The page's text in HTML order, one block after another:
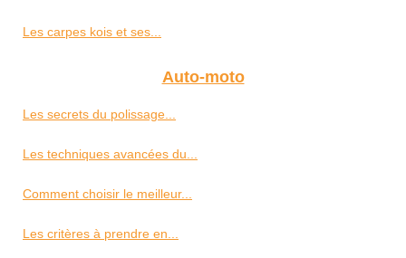
Les carpes kois et ses...
Auto-moto
Les secrets du polissage...
Les techniques avancées du...
Comment choisir le meilleur...
Les critères à prendre en...